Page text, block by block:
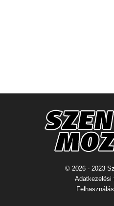
© 2026 - 2023
Adatkezelési